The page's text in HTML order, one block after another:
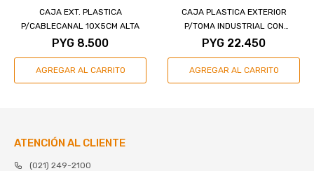
CAJA EXT. PLASTICA
P/CABLECANAL 10X5CM ALTA
PYG 8.500
CAJA PLASTICA EXTERIOR
P/TOMA INDUSTRIAL CON
PROTECCIÓN UV - 32 A.
PYG 22.450
ATENCIÓN AL CLIENTE
(021) 249-2100